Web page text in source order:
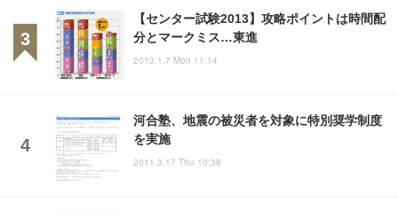
【センター試験2013】攻略ポイントは時間配
分とマークミス…東進
2013.1.7 Mon 11:14
河合塾、地震の被災者を対象に特別奨学制度
を実施
2011.3.17 Thu 10:38